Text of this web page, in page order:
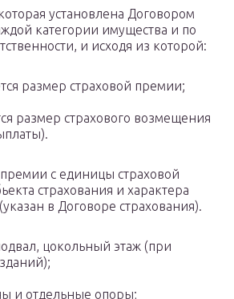
установлена Договором
категории имущества и по
и исходя из которой:
размер страховой премии;
размер страхового возмещения
премии с единицы страховой
страхования и характера
в Договоре страхования).
цокольный этаж (при
и отдельные опоры;